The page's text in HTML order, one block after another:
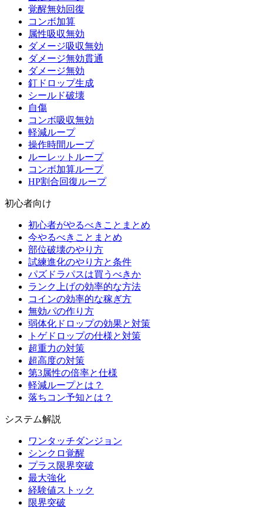
覚醒無効回復
コンボ加算
属性吸収無効
ダメージ吸収無効
ダメージ無効貫通
ダメージ無効
釘ドロップ生成
シールド破壊
自傷
コンボ吸収無効
軽減ループ
操作時間ループ
ルーレットループ
コンボ加算ループ
HP割合回復ループ
初心者向け
初心者がやるべきことまとめ
今やるべきことまとめ
部位破壊のやり方
試練進化のやり方と条件
パズドラパスは買うべきか
ランク上げの効率的な方法
コインの効率的な稼ぎ方
無効パの作り方
弱体化ドロップの効果と対策
トゲドロップの仕様と対策
超重力の対策
超高度の対策
第3属性の倍率と仕様
軽減ループとは？
落ちコン予知とは？
システム解説
ワンタッチダンジョン
シンクロ覚醒
プラス限界突破
最大強化
経験値ストック
限界突破